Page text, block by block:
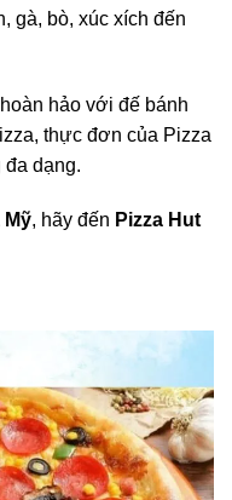
gà, bò, xúc xích đến
hảo với đế bánh
thực đơn của Pizza
đa dạng.
Mỹ, hãy đến Pizza Hut